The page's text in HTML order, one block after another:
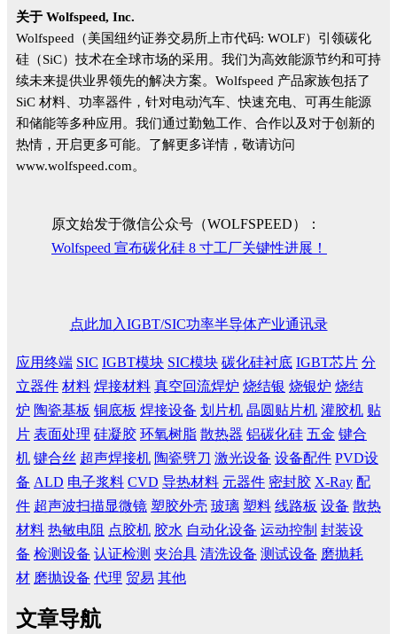
关于 Wolfspeed, Inc.
Wolfspeed（美国纽约证券交易所上市代码: WOLF）引领碳化
硅（SiC）技术在全球市场的采用。我们为高效能源节约和可持
续未来提供业界领先的解决方案。Wolfspeed 产品家族包括了
SiC 材料、功率器件，针对电动汽车、快速充电、可再生能源
和储能等多种应用。我们通过勤勉工作、合作以及对于创新的
热情，开启更多可能。了解更多详情，敬请访问
www.wolfspeed.com。
原文始发于微信公众号（WOLFSPEED）：
Wolfspeed 宣布碳化硅 8 寸工厂关键性进展！
点此加入IGBT/SIC功率半导体产业通讯录
应用终端 SIC IGBT模块 SIC模块 碳化硅衬底 IGBT芯片 分
立器件 材料 焊接材料 真空回流焊炉 烧结银 烧银炉 烧结
炉 陶瓷基板 铜底板 焊接设备 划片机 晶圆贴片机 灌胶机 贴
片 表面处理 硅凝胶 环氧树脂 散热器 铝碳化硅 五金 键合
机 键合丝 超声焊接机 陶瓷劈刀 激光设备 设备配件 PVD设
备 ALD 电子浆料 CVD 导热材料 元器件 密封胶 X-Ray 配
件 超声波扫描显微镜 塑胶外壳 玻璃 塑料 线路板 设备 散热
材料 热敏电阻 点胶机 胶水 自动化设备 运动控制 封装设
备 检测设备 认证检测 夹治具 清洗设备 测试设备 磨抛耗
材 磨抛设备 代理 贸易 其他
文章导航